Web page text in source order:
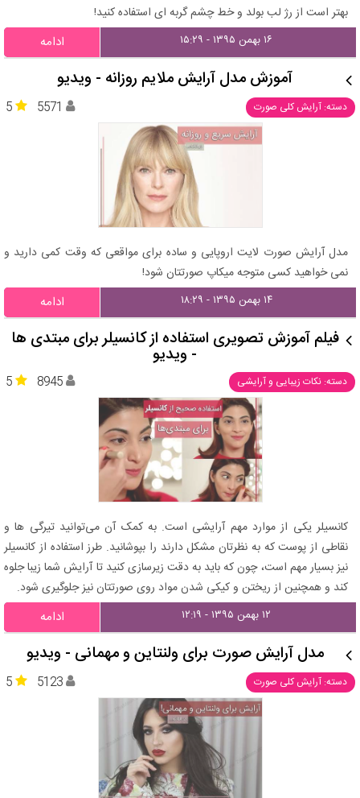
بهتر است از رژ لب بولد و خط چشم گربه ای استفاده کنید!
۱۶ بهمن ۱۳۹۵ - ۱۵:۲۹ ادامه
آموزش مدل آرایش ملایم روزانه - ویدیو
دسته: آرایش کلی صورت 5 5571
مدل آرایش صورت لایت اروپایی و ساده برای مواقعی که وقت کمی دارید و
نمی خواهید کسی متوجه میکاپ صورتتان شود!
۱۴ بهمن ۱۳۹۵ - ۱۸:۲۹ ادامه
فیلم آموزش تصویری استفاده از کانسیلر برای مبتدی ها
- ویدیو
دسته: نکات زیبایی و آرایشی 5 8945
کانسیلر یکی از موارد مهم آرایشی است. به کمک آن می‌توانید تیرگی ها و
نقاطی از پوست که به نظرتان مشکل دارند را بپوشانید. طرز استفاده از کانسیلر
نیز بسیار مهم است، چون که باید به دقت زیرسازی کنید تا آرایش شما زیبا جلوه
کند و همچنین از ریختن و کیکی شدن مواد روی صورتتان نیز جلوگیری شود.
۱۲ بهمن ۱۳۹۵ - ۱۲:۱۹ ادامه
مدل آرایش صورت برای ولنتاین و مهمانی - ویدیو
دسته: آرایش کلی صورت 5 5123